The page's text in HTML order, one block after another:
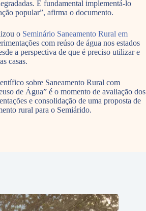
É fundamental implementá-lo
popular”, afirma o documento.
o Seminário Saneamento Rural em
com reúso de água nos estados
a perspectiva de que é preciso utilizar e
casas.
sobre Saneamento Rural com
de Água” é o momento de avaliação dos
e consolidação de uma proposta de
rural para o Semiárido.